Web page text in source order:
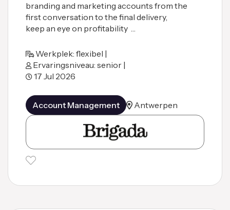
branding and marketing accounts from the
first conversation to the final delivery,
keep an eye on profitability …
Werkplek: flexibel |
Ervaringsniveau: senior |
17 Jul 2026
Account Management Antwerpen